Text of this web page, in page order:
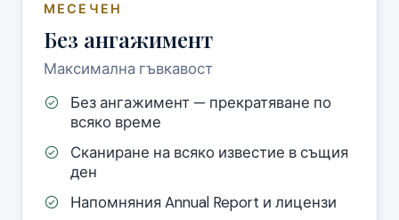
МЕСЕЧЕН
Без ангажимент
Максимална гъвкавост
Без ангажимент — прекратяване по
всяко време
Сканиране на всяко известие в същия
ден
Напомняния Annual Report и лицензи